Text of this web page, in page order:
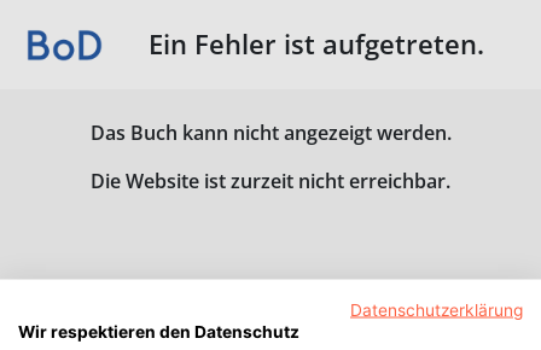
Ein Fehler ist aufgetreten.
Das Buch kann nicht angezeigt werden.
Die Website ist zurzeit nicht erreichbar.
Datenschutzerklärung
Wir respektieren den Datenschutz